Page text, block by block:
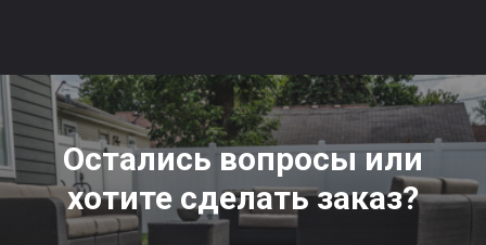
Остались вопросы или
хотите сделать заказ?